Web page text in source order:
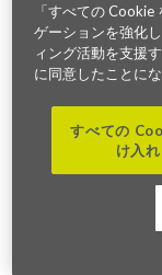
©2026. Parexel
「すべての
ゲーションを強化
ィング活動を支援
に同意したことにな
すべての
け入